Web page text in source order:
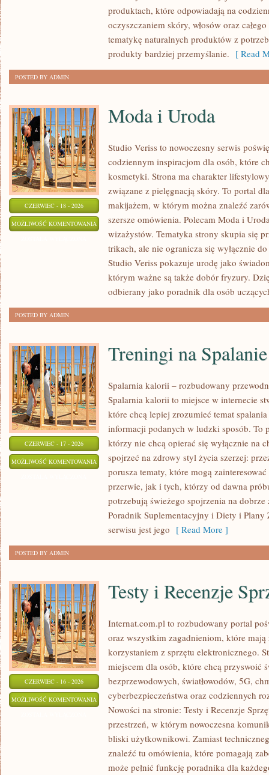
produktach, które odpowiadają na
oczyszczaniem skóry, włosów oraz
tematykę naturalnych produktów z
produkty bardziej przemyślanie. [ Read
POSTED BY ADMIN
CZERWIEC - 18 - 2026
MOŻLIWOŚĆ KOMENTOWANIA MODA
URODA
Moda i Uroda
Studio Veriss to nowoczesny serwis
codziennym inspiracjom dla osób, które
kosmetyki. Strona ma charakter
związane z pielęgnacją skóry. To portal
makijażem, w którym można znaleźć
szersze omówienia. Polecam Moda i
wizażystów. Tematyka strony skupia się
trikach, ale nie ogranicza się wyłącznie
Studio Veriss pokazuje urodę jako
którym ważne są także dobór fryzury.
odbierany jako poradnik dla osób
POSTED BY ADMIN
CZERWIEC - 17 - 2026
MOŻLIWOŚĆ KOMENTOWANIA TRENINGI
SPALANIE
KALORII
Treningi na
Spalarnia kalorii – rozbudowany
Spalarnia kalorii to miejsce w internecie
które chcą lepiej zrozumieć temat
informacji podanych w ludzki sposób. To
którzy nie chcą opierać się wyłącznie na
spojrzeć na zdrowy styl życia szerzej:
porusza tematy, które mogą
przerwie, jak i tych, którzy od dawna
potrzebują świeżego spojrzenia na dobrze
Poradnik Suplementacyjny i Diety i Plany
serwisu jest jego [ Read More ]
POSTED BY ADMIN
CZERWIEC - 16 - 2026
MOŻLIWOŚĆ KOMENTOWANIA TESTY
RECENZJE
SPRZĘTU
Testy i Recenzje
Internat.com.pl to rozbudowany portal
oraz wszystkim zagadnieniom, które
korzystaniem z sprzętu elektronicznego.
miejscem dla osób, które chcą przyswoić
bezprzewodowych, światłowodów, 5G,
cyberbezpieczeństwa oraz codziennych
Nowości na stronie: Testy i Recenzje
przestrzeń, w którym nowoczesna
bliski użytkownikowi. Zamiast
znaleźć tu omówienia, które pomagają
może pełnić funkcję poradnika dla